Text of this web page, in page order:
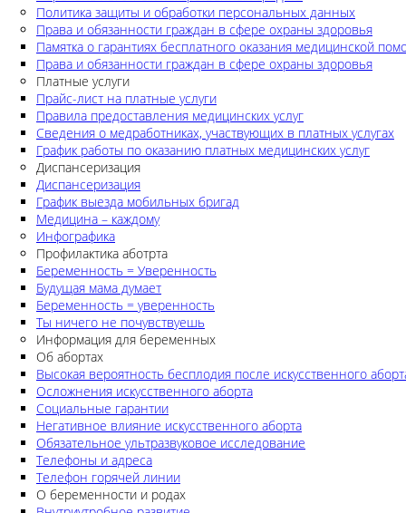
Политика защиты и обработки персональных данных
Права и обязанности граждан в сфере охраны здоровья
Памятка о гарантиях бесплатного оказания медицинской
Права и обязанности граждан в сфере охраны здоровья
Платные услуги
Прайс-лист на платные услуги
Правила предоставления медицинских услуг
Сведения о медработниках, участвующих в платных услугах
График работы по оказанию платных медицинских услуг
Диспансеризация
Диспансеризация
График выезда мобильных бригад
Медицина – каждому
Инфографика
Профилактика аботрта
Беременность = Уверенность
Будущая мама думает
Беременность = уверенность
Ты ничего не почувствуешь
Информация для беременных
Об абортах
Высокая вероятность бесплодия после искусственного
Осложнения искусственного аборта
Социальные гарантии
Негативное влияние искусственного аборта
Обязательное ультразвуковое исследование
Телефоны и адреса
Телефон горячей линии
О беременности и родах